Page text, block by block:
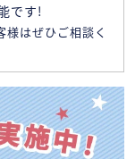
です!
様はぜひご相談く